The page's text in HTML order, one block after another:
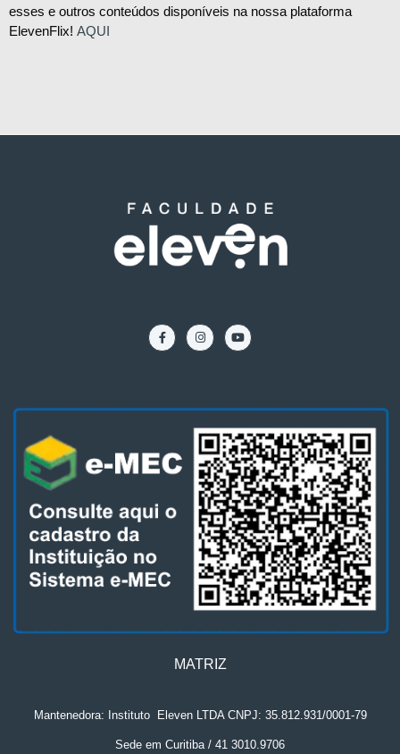
esses e outros conteúdos disponíveis na nossa plataforma
ElevenFlix! AQUI
MATRIZ
Mantenedora: Instituto. Eleven LTDA CNPJ: 35.812.931/0001-79
Sede em Curitiba / 41 3010.9706